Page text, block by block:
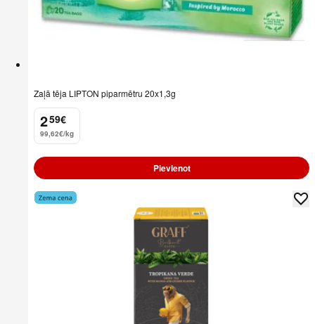
Zaļā tēja LIPTON piparmētru 20x1,3g
2
. 59€
99,62€/kg
Pievienot